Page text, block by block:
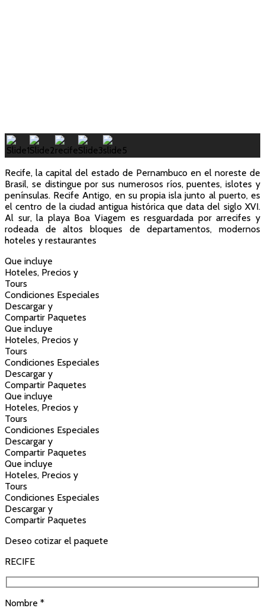
Recife, la capital del estado de Pernambuco en el noreste de
Brasil, se distingue por sus numerosos ríos, puentes, islotes y
penínsulas. Recife Antigo, en su propia isla junto al puerto, es
el centro de la ciudad antigua histórica que data del siglo XVI.
Al sur, la playa Boa Viagem es resguardada por arrecifes y
rodeada de altos bloques de departamentos, modernos
hoteles y restaurantes
Que incluye
Hoteles, Precios y
Tours
Condiciones Especiales
Descargar y
Compartir Paquetes
Que incluye
Hoteles, Precios y
Tours
Condiciones Especiales
Descargar y
Compartir Paquetes
Que incluye
Hoteles, Precios y
Tours
Condiciones Especiales
Descargar y
Compartir Paquetes
Que incluye
Hoteles, Precios y
Tours
Condiciones Especiales
Descargar y
Compartir Paquetes
Deseo cotizar el paquete
RECIFE
Nombre *